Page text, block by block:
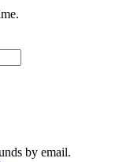
by email.